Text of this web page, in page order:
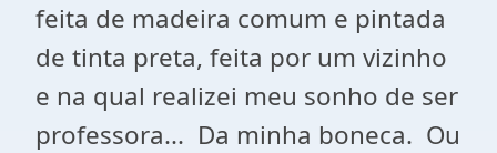
feita de madeira comum e pintada
de tinta preta, feita por um vizinho
e na qual realizei meu sonho de ser
professora... Da minha boneca. Ou